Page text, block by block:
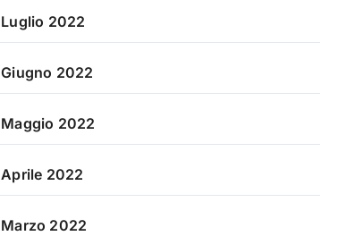
Luglio 2022
Giugno 2022
Maggio 2022
Aprile 2022
Marzo 2022